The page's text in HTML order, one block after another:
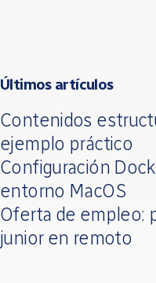
Últimos artículos
Contenidos
ejemplo práctico
Configuración
entorno MacOS
Oferta de empleo:
junior en remoto